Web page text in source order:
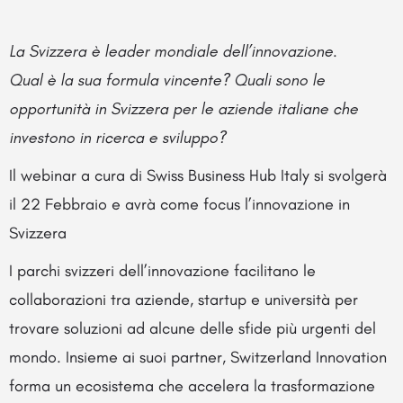
La Svizzera è leader mondiale dell’innovazione.
Qual è la sua formula vincente? Quali sono le
opportunità in Svizzera per le aziende italiane che
investono in ricerca e sviluppo?
Il webinar a cura di Swiss Business Hub Italy si svolgerà
il 22 Febbraio e avrà come focus l’innovazione in
Svizzera
I parchi svizzeri dell’innovazione facilitano le
collaborazioni tra aziende, startup e università per
trovare soluzioni ad alcune delle sfide più urgenti del
mondo. Insieme ai suoi partner, Switzerland Innovation
forma un ecosistema che accelera la trasformazione